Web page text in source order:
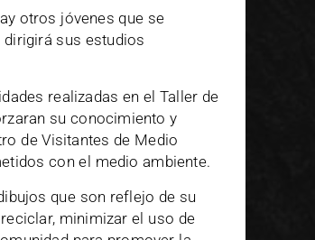
otros jóvenes que se
dirigirá sus estudios
realizadas en el Taller de
su conocimiento y
de Visitantes de Medio
con el medio ambiente.
que son reflejo de su
minimizar el uso de